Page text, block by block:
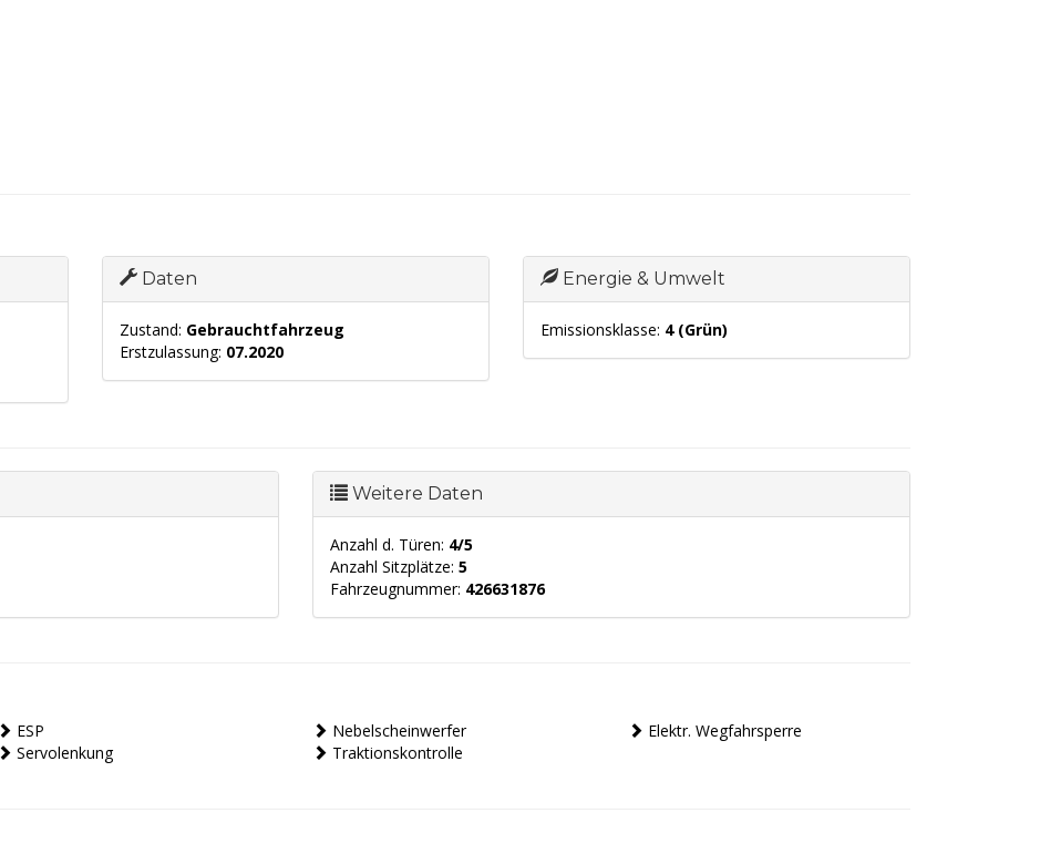
Daten
Zustand: Gebrauchtfahrzeug
Erstzulassung: 07.2020
Energie & Umwelt
Emissionsklasse: 4 (Grün)
Weitere Daten
Anzahl d. Türen: 4/5
Anzahl Sitzplätze: 5
Fahrzeugnummer: 426631876
ESP Nebelscheinwerfer
Elektr. Wegfahrsperre
Servolenkung Traktionskontrolle